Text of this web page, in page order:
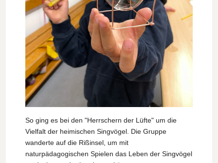
So ging es bei den "Herrschern der Lüfte" um die
Vielfalt der heimischen Singvögel. Die Gruppe
wanderte auf die Rißinsel, um mit
naturpädagogischen Spielen das Leben der Singvögel